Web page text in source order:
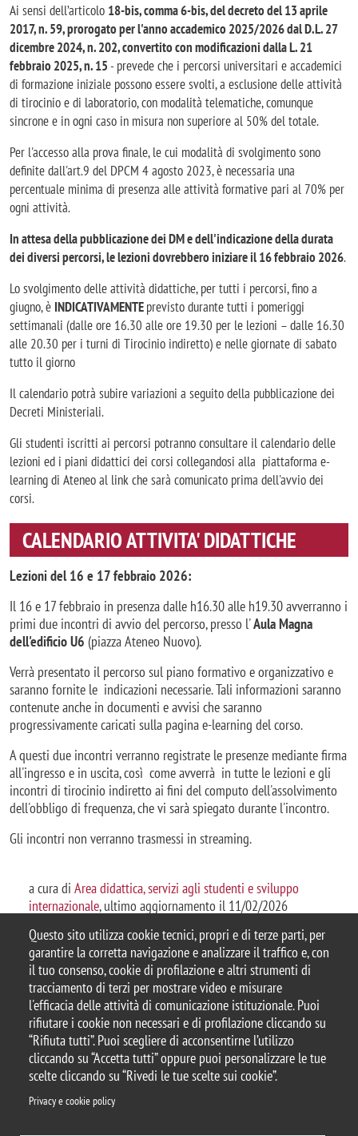
Questo sito utilizza cookie tecnici, propri e di terze parti, per
garantire la corretta navigazione e analizzare il traffico e, con
il tuo consenso, cookie di profilazione e altri strumenti di
tracciamento di terzi per mostrare video e misurare
l'efficacia delle attività di comunicazione istituzionale. Puoi
rifiutare i cookie non necessari e di profilazione cliccando su
“Rifiuta tutti”. Puoi scegliere di acconsentirne l’utilizzo
cliccando su “Accetta tutti” oppure puoi personalizzare le tue
scelte cliccando su “Rivedi le tue scelte sui cookie”.
Privacy e cookie policy
Ai sensi dell’articolo 18-bis, comma 6-bis, del decreto del 13 aprile
2017, n. 59, prorogato per l'anno accademico 2025/2026 dal D.L. 27
dicembre 2024, n. 202, convertito con modificazioni dalla L. 21
febbraio 2025, n. 15- prevede che i percorsi universitari e accademici
di formazione iniziale possono essere svolti, a esclusione delle attività
di tirocinio e di laboratorio, con modalità telematiche, comunque
sincrone e in ogni caso in misura non superiore al 50% del totale.
Per l'accesso alla prova finale, le cui modalità di svolgimento sono
definite dall'art.9 del DPCM 4 agosto 2023, è necessaria una
percentuale minima di presenza alle attività formative pari al 70% per
ogni attività.
In attesa della pubblicazione dei DM e dell'indicazione della durata
dei diversi percorsi, le lezioni dovrebbero iniziare il 16 febbraio 2026.
Lo svolgimento delle attività didattiche, per tutti i percorsi, fino a
giugno, è INDICATIVAMENTEprevisto durante tutti i pomeriggi
settimanali (dalle ore 16.30 alle ore 19.30 per le lezioni – dalle 16.30
alle 20.30 per i turni di Tirocinio indiretto) e nelle giornate di sabato
tutto il giorno
Il calendario potrà subire variazioni a seguito della pubblicazione dei
Decreti Ministeriali.
Gli studenti iscritti ai percorsi potranno consultare il calendario delle
lezioni ed i piani didattici dei corsi collegandosi alla piattaforma e-
learning di Ateneo al link che sarà comunicato prima dell'avvio dei
corsi.
CALENDARIO ATTIVITA' DIDATTICHE
Lezioni del 16 e 17 febbraio 2026:
Il 16 e 17 febbraio in presenza dalle h16.30 alle h19.30 avverranno i
primi due incontri di avvio del percorso, presso l'Aula Magna
dell'edificio U6 (piazza Ateneo Nuovo).
Verrà presentato il percorso sul piano formativo e organizzativo e
saranno fornite le indicazioni necessarie. Tali informazioni saranno
contenute anche in documenti e avvisi che saranno
progressivamente caricati sulla pagina e-learning del corso.
A questi due incontri verranno registrate le presenze mediante firma
all'ingresso e in uscita, così come avverrà in tutte le lezioni e gli
incontri di tirocinio indiretto ai fini del computo dell'assolvimento
dell'obbligo di frequenza, che vi sarà spiegato durante l'incontro.
Gli incontri non verranno trasmessi in streaming.
a cura di Area didattica, servizi agli studenti e sviluppo
internazionale, ultimo aggiornamento il 11/02/2026
© 2025 Università degli Studi di Milano-Bicocca
Piazza dell'Ateneo Nuovo, 1 - 20126, Milano
Casella PEC:ateneo.bicocca@pec.unimib.it
P.I. 12621570154 |Contattaci